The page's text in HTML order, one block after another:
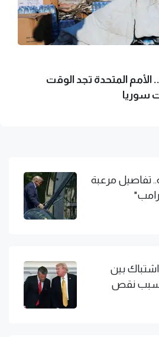
الأمم المتحدة تجد الوقت
سوريا
تفاصيل مرعبة
بين
نقص